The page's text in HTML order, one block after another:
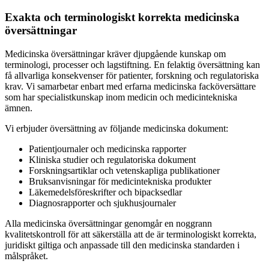
Exakta och terminologiskt korrekta medicinska
översättningar
Medicinska översättningar kräver djupgående kunskap om
terminologi, processer och lagstiftning. En felaktig översättning kan
få allvarliga konsekvenser för patienter, forskning och regulatoriska
krav. Vi samarbetar enbart med erfarna medicinska facköversättare
som har specialistkunskap inom medicin och medicintekniska
ämnen.
Vi erbjuder översättning av följande medicinska dokument:
Patientjournaler och medicinska rapporter
Kliniska studier och regulatoriska dokument
Forskningsartiklar och vetenskapliga publikationer
Bruksanvisningar för medicintekniska produkter
Läkemedelsföreskrifter och bipacksedlar
Diagnosrapporter och sjukhusjournaler
Alla medicinska översättningar genomgår en noggrann
kvalitetskontroll för att säkerställa att de är terminologiskt korrekta,
juridiskt giltiga och anpassade till den medicinska standarden i
målspråket.